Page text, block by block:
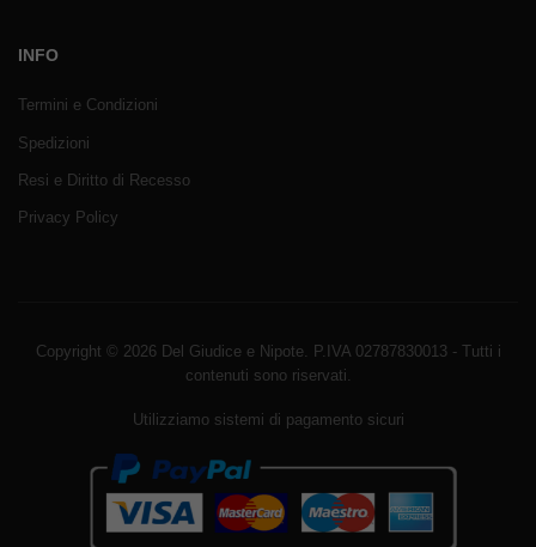
INFO
Termini e Condizioni
Spedizioni
Resi e Diritto di Recesso
Privacy Policy
Copyright © 2026 Del Giudice e Nipote. P.IVA 02787830013 - Tutti i
contenuti sono riservati.
Utilizziamo sistemi di pagamento sicuri